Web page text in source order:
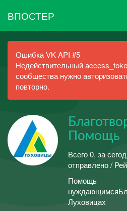
ВПОСТЕР
Ошибка VK API #5
Недействительный
сообщества нужно
повторно.
Помощь
Всего 0, за
отправлено /
Помощь
Луховицах